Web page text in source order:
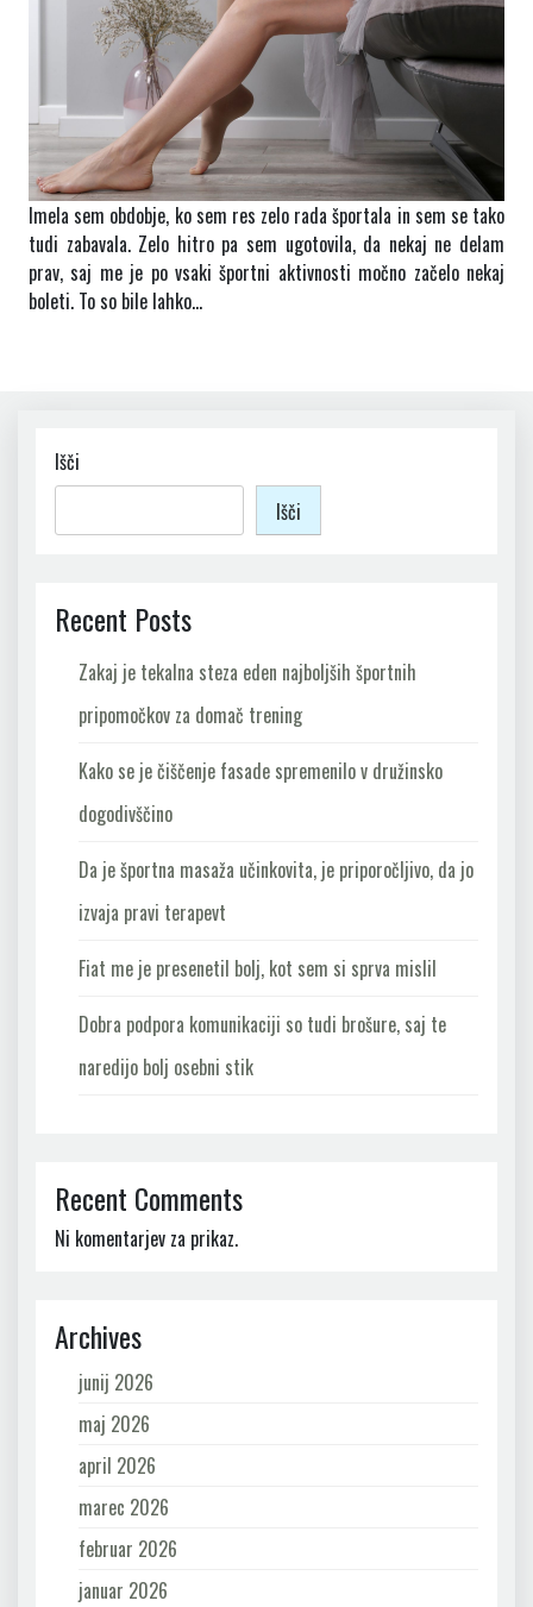
Imela sem obdobje, ko sem res zelo rada športala in sem se tako
tudi zabavala. Zelo hitro pa sem ugotovila, da nekaj ne delam
prav, saj me je po vsaki športni aktivnosti močno začelo nekaj
boleti. To so bile lahko…
Išči
Išči
Recent Posts
Zakaj je tekalna steza eden najboljših športnih
pripomočkov za domač trening
Kako se je čiščenje fasade spremenilo v družinsko
dogodivščino
Da je športna masaža učinkovita, je priporočljivo, da jo
izvaja pravi terapevt
Fiat me je presenetil bolj, kot sem si sprva mislil
Dobra podpora komunikaciji so tudi brošure, saj te
naredijo bolj osebni stik
Recent Comments
Ni komentarjev za prikaz.
Archives
junij 2026
maj 2026
april 2026
marec 2026
februar 2026
januar 2026